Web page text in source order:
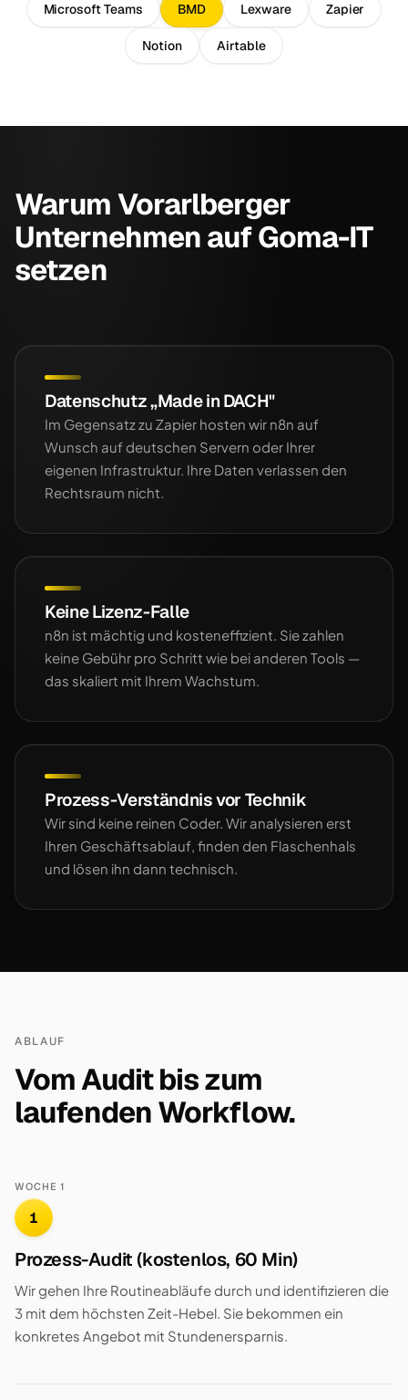
Microsoft Teams BMD Lexware Zapier
Notion Airtable
Warum Vorarlberger
Unternehmen auf Goma-IT
setzen
Datenschutz „Made in DACH"
Im Gegensatz zu Zapier hosten wir n8n auf
Wunsch auf deutschen Servern oder Ihrer
eigenen Infrastruktur. Ihre Daten verlassen den
Rechtsraum nicht.
Keine Lizenz-Falle
n8n ist mächtig und kosteneffizient. Sie zahlen
keine Gebühr pro Schritt wie bei anderen Tools —
das skaliert mit Ihrem Wachstum.
Prozess-Verständnis vor Technik
Wir sind keine reinen Coder. Wir analysieren erst
Ihren Geschäftsablauf, finden den Flaschenhals
und lösen ihn dann technisch.
ABLAUF
Vom Audit bis zum
laufenden Workflow.
WOCHE 1
1
Prozess-Audit (kostenlos, 60 Min)
Wir gehen Ihre Routineabläufe durch und identifizieren die
3 mit dem höchsten Zeit-Hebel. Sie bekommen ein
konkretes Angebot mit Stundenersparnis.